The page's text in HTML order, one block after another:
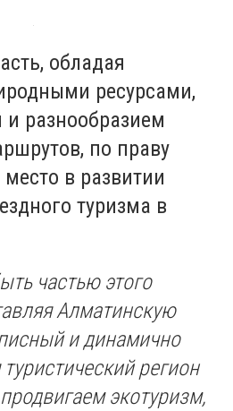
обладая
ресурсами,
и разнообразием
по праву
в развитии
туризма в
частью этого
Алматинскую
и динамично
регион
экотуризм,